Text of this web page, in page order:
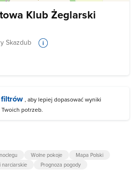
Klub Żeglarski
Skazdub
, aby lepiej dopasować wyniki
potrzeb.
Wolne pokoje
Mapa Polski
narciarskie
Prognoza pogody